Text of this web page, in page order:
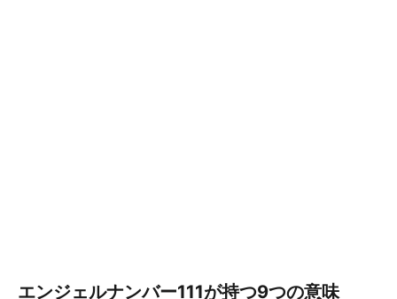
エンジェルナンバー111が持つ9つの意味